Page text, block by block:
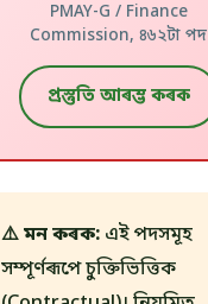
PMAY-G / Finance
Commission, ৪৬২টা পদ
প্ৰস্তুতি আৰম্ভ কৰক
⚠️ মন কৰক:এই পদসমূহ
সম্পূৰ্ণৰূপে চুক্তিভিত্তিক